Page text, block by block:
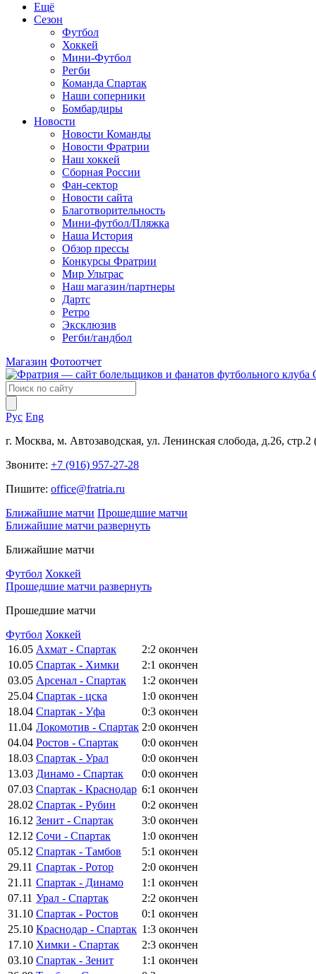
Ещё
Сезон
Футбол
Хоккей
Мини-Футбол
Регби
Команда Спартак
Наши соперники
Бомбардиры
Новости
Новости Команды
Новости Фратрии
Наш хоккей
Сборная России
Фан-cектор
Новости сайта
Благотворительность
Мини-футбол/Пляжка
Наша История
Обзор прессы
Конкурсы Фратрии
Мир Ультрас
Наш магазин/партнеры
Дартс
Ретро
Эксклюзив
Регби/гандбол
Магазин Фотоотчет
Рус Eng
г. Москва, м. Автозаводская, ул. Ленинская слобода, д.26,
Звоните: +7 (916) 957-27-28
Пишите: office@fratria.ru
Ближайшие матчи Прошедшие матчи
Ближайшие матчи развернуть
Ближайшие матчи
Футбол Хоккей
Прошедшие матчи развернуть
Прошедшие матчи
Футбол Хоккей
16.05 Ахмат - Спартак 2:2 окончен
10.05 Спартак - Химки 2:1 окончен
03.05 Арсенал - Спартак 1:2 окончен
25.04 Спартак - цска 1:0 окончен
18.04 Спартак - Уфа 0:3 окончен
11.04 Локомотив - Спартак 2:0 окончен
04.04 Ростов - Спартак 0:0 окончен
18.03 Спартак - Урал 0:0 окончен
13.03 Динамо - Спартак 0:0 окончен
07.03 Спартак - Краснодар 6:1 окончен
28.02 Спартак - Рубин 0:2 окончен
16.12 Зенит - Спартак 3:0 окончен
12.12 Сочи - Спартак 1:0 окончен
05.12 Спартак - Тамбов 5:1 окончен
29.11 Спартак - Ротор 2:0 окончен
21.11 Спартак - Динамо 1:1 окончен
07.11 Урал - Спартак 2:2 окончен
31.10 Спартак - Ростов 0:1 окончен
25.10 Краснодар - Спартак 1:3 окончен
17.10 Химки - Спартак 2:3 окончен
03.10 Спартак - Зенит 1:1 окончен